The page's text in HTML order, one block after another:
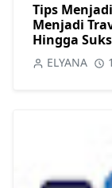
Tips
Menjadi
Hingga
ELYANA